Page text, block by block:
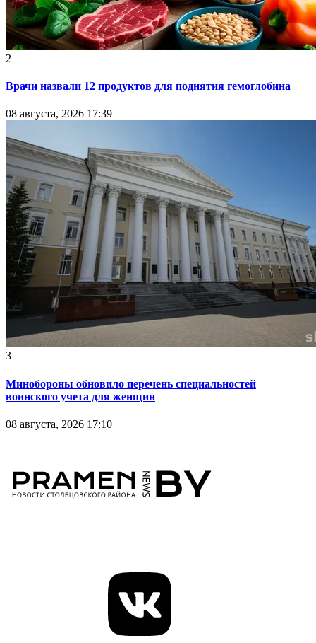
2
Врачи назвали 12 продуктов для поднятия гемоглобина
08 августа, 2026 17:39
3
Минобороны обновило перечень специальностей
воинского учета для женщин
08 августа, 2026 17:10